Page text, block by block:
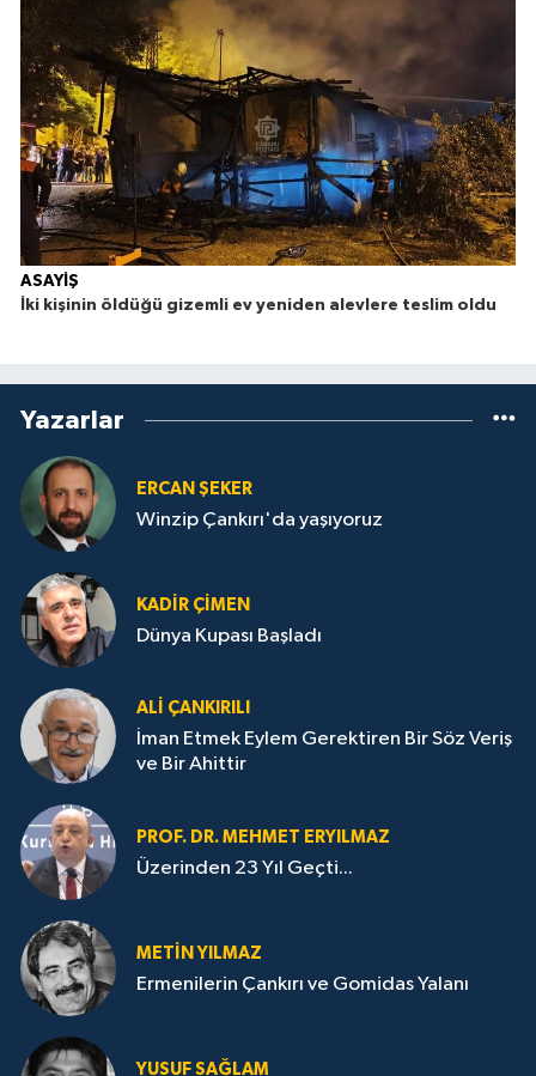
ASAYİŞ
İki kişinin öldüğü gizemli ev yeniden alevlere teslim oldu
Yazarlar
ERCAN ŞEKER
Winzip Çankırı'da yaşıyoruz
KADIR ÇIMEN
Dünya Kupası Başladı
ALI ÇANKIRILI
İman Etmek Eylem Gerektiren Bir Söz Veriş
ve Bir Ahittir
PROF. DR. MEHMET ERYILMAZ
Üzerinden 23 Yıl Geçti...
METIN YILMAZ
Ermenilerin Çankırı ve Gomidas Yalanı
YUSUF SAĞLAM